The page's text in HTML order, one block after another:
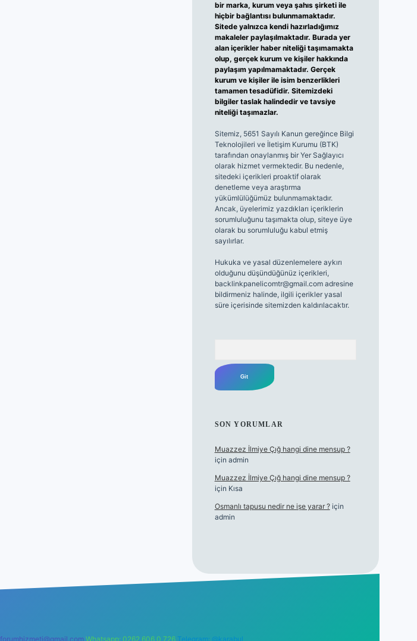
bir marka, kurum veya şahıs şirketi ile
hiçbir bağlantısı bulunmamaktadır.
Sitede yalnızca kendi hazırladığımız
makaleler paylaşılmaktadır. Burada yer
alan içerikler haber niteliği taşımamakta
olup, gerçek kurum ve kişiler hakkında
paylaşım yapılmamaktadır. Gerçek
kurum ve kişiler ile isim benzerlikleri
tamamen tesadüfidir. Sitemizdeki
bilgiler taslak halindedir ve tavsiye
niteliği taşımazlar.
Sitemiz, 5651 Sayılı Kanun gereğince Bilgi
Teknolojileri ve İletişim Kurumu (BTK)
tarafından onaylanmış bir Yer Sağlayıcı
olarak hizmet vermektedir. Bu nedenle,
sitedeki içerikleri proaktif olarak
denetleme veya araştırma
yükümlülüğümüz bulunmamaktadır.
Ancak, üyelerimiz yazdıkları içeriklerin
sorumluluğunu taşımakta olup, siteye üye
olarak bu sorumluluğu kabul etmiş
sayılırlar.
Hukuka ve yasal düzenlemelere aykırı
olduğunu düşündüğünüz içerikleri,
backlinkpanelicomtr@gmail.comadresine
bildirmeniz halinde, ilgili içerikler yasal
süre içerisinde sitemizden kaldırılacaktır.
SON YORUMLAR
Muazzez İlmiye Çığ hangi dine mensup ?
için admin
Muazzez İlmiye Çığ hangi dine mensup ?
için Kısa
Osmanlı tapusu nedir ne işe yarar ?için
admin
forumhizmeti@gmail.com Whatsapp: 0262 606 0 726 Telegram: @karabul